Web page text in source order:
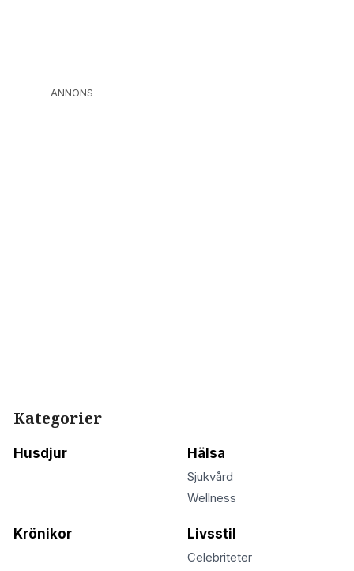
ANNONS
Kategorier
Husdjur Hälsa
Sjukvård
Wellness
Krönikor Livsstil
Celebriteter